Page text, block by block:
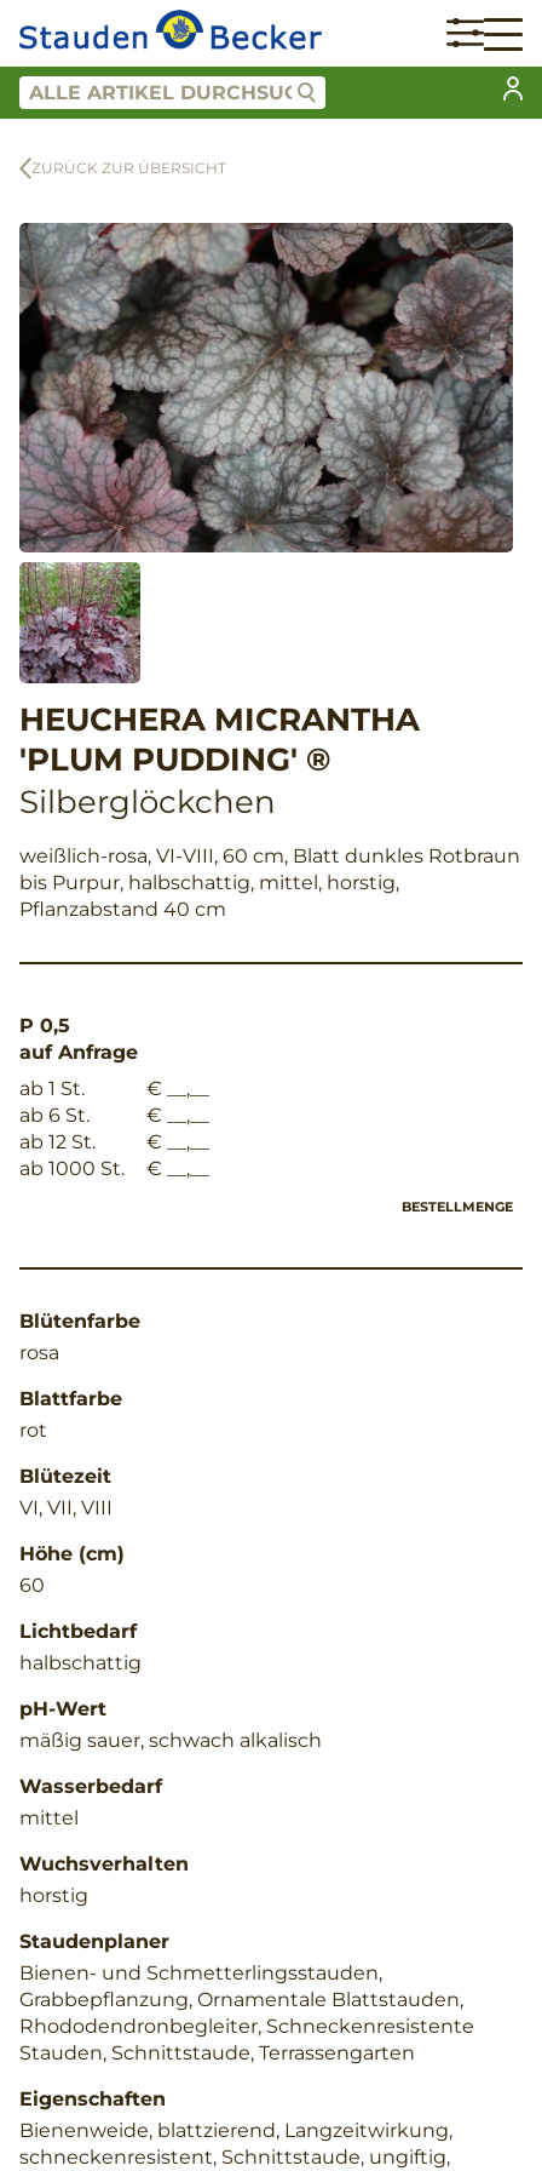
ZURÜCK ZUR ÜBERSICHT
HEUCHERA MICRANTHA
'PLUM PUDDING' ®
Silberglöckchen
weißlich-rosa, VI-VIII, 60 cm, Blatt dunkles Rotbraun
bis Purpur, halbschattig, mittel, horstig,
Pflanzabstand 40 cm
P 0,5
auf Anfrage
ab 1 St.
€ __,__
ab 6 St.
€ __,__
ab 12 St.
€ __,__
ab 1000 St.
€ __,__
BESTELLMENGE
Blütenfarbe
rosa
Blattfarbe
rot
Blütezeit
VI, VII, VIII
Höhe (cm)
60
Lichtbedarf
halbschattig
pH-Wert
mäßig sauer, schwach alkalisch
Wasserbedarf
mittel
Wuchsverhalten
horstig
Staudenplaner
Bienen- und Schmetterlingsstauden,
Grabbepflanzung, Ornamentale Blattstauden,
Rhododendronbegleiter, Schneckenresistente
Stauden, Schnittstaude, Terrassengarten
Eigenschaften
Bienenweide, blattzierend, Langzeitwirkung,
schneckenresistent, Schnittstaude, ungiftig,